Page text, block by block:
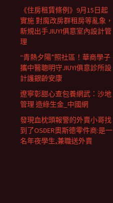
《住房租賃條例》9月15日起
實施 對魔改房群租房等亂象，
新規出手JIUYI俱意室內設計管
理
“青熱夕陽”照社區！華商學子
攜中醫聰明守JIUYI俱意診所設
計護銀齡安康
遼寧彰甜心查包養網武：沙地
管理 造綠生金_中國網
發現血枕頭報警的外賣小哥找
到了OSDER奧斯德零件商:是一
名年夜學生,兼職送外賣